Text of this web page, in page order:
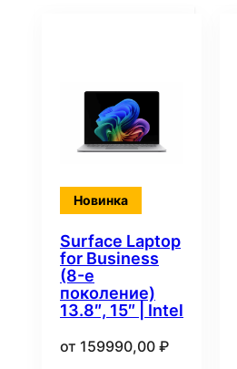
Новинка
Surface Laptop
for Business
(8-е
поколение)
13.8″, 15″ | Intel
от 159990,00 ₽